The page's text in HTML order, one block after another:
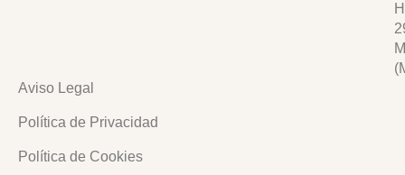
Aviso Legal
Política de Privacidad
Política de Cookies